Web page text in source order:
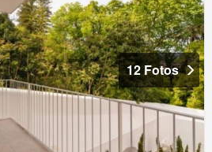
12 Fotos